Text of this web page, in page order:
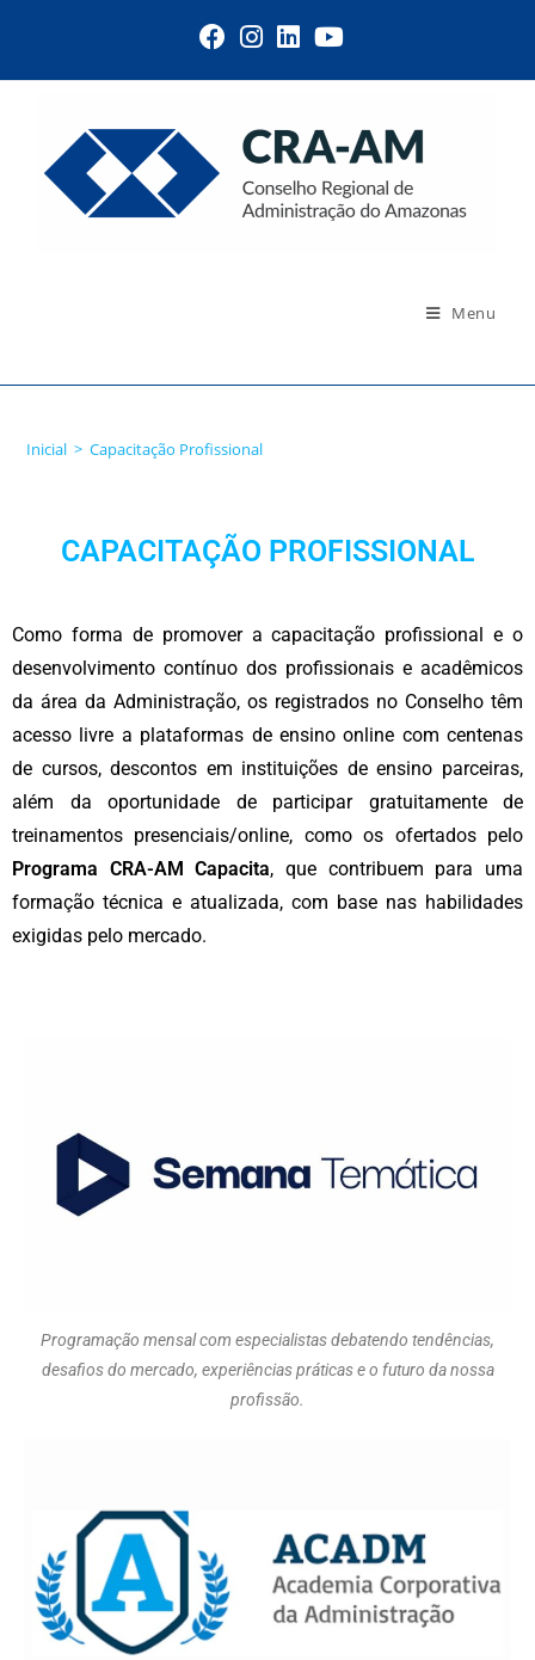
Menu
Inicial > Capacitação Profissional
CAPACITAÇÃO PROFISSIONAL
Como forma de promover a capacitação profissional e o
desenvolvimento contínuo dos profissionais e acadêmicos
da área da Administração, os registrados no Conselho têm
acesso livre a plataformas de ensino online com centenas
de cursos, descontos em instituições de ensino parceiras,
além da oportunidade de participar gratuitamente de
treinamentos presenciais/online, como os ofertados pelo
Programa CRA-AM Capacita, que contribuem para uma
formação técnica e atualizada, com base nas habilidades
exigidas pelo mercado.
Programação mensal com especialistas debatendo tendências,
desafios do mercado, experiências práticas e o futuro da nossa
profissão.